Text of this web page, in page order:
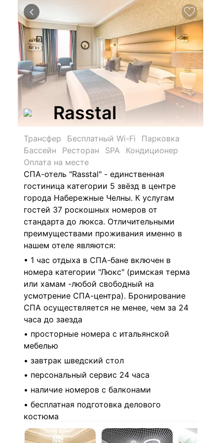
Rasstal
Трансфер Бесплатный Wi-Fi
Парковка
Бассейн
Ресторан SPA
Кондиционер
Оплата на месте
СПА-отель "Rasstal" - единственная
гостиница категории 5 звёзд в центре
города Набережные Челны. К услугам
гостей 37 роскошных номеров от
стандарта до люкса. Отличительными
преимуществами проживания именно в
нашем отеле являются:
• 1 час отдыха в СПА-бане включен в
номера категории "Люкс" (римская терма
или хамам -любой свободный на
усмотрение СПА-центра). Бронирование
СПА осуществляется не менее, чем за 24
часа до заезда
• просторные номера с итальянской
мебелью
• завтрак шведский стол
• персональный сервис 24 часа
• наличие номеров с балконами
• бесплатная подготовка делового
костюма